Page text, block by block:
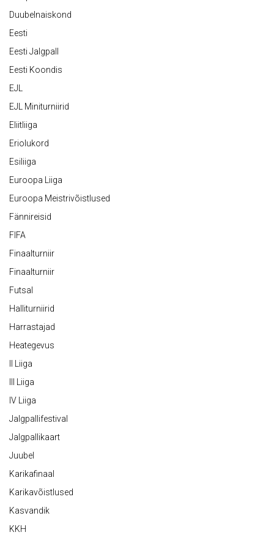
Duubelnaiskond
Eesti
Eesti Jalgpall
Eesti Koondis
EJL
EJL Miniturniirid
Eliitliiga
Eriolukord
Esiliiga
Euroopa Liiga
Euroopa Meistrivõistlused
Fännireisid
FIFA
Finaalturniir
Finaalturniir
Futsal
Halliturniirid
Harrastajad
Heategevus
II Liiga
III Liiga
IV Liiga
Jalgpallifestival
Jalgpallikaart
Juubel
Karikafinaal
Karikavõistlused
Kasvandik
KKH